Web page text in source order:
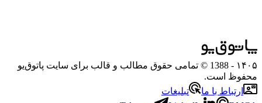
۱۴۰۵
- 1388 © تمامی حقوق مطالب و قالب برای سایت پاتوق‌یو
محفوظ است.
ارتباط با ما
تبلیغات